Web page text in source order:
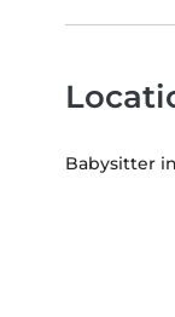
Babysitter